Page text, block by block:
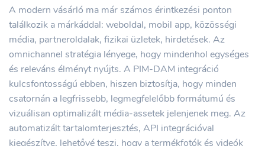
A modern vásárló ma már számos érintkezési ponton
találkozik a márkáddal: weboldal, mobil app, közösségi
média, partneroldalak, fizikai üzletek, hirdetések. Az
omnichannel stratégia lényege, hogy mindenhol egységes
és releváns élményt nyújts. A PIM-DAM integráció
kulcsfontosságú ebben, hiszen biztosítja, hogy minden
csatornán a legfrissebb, legmegfelelőbb formátumú és
vizuálisan optimalizált média-assetek jelenjenek meg. Az
automatizált tartalomterjesztés, API integrációval
kiegészítve, lehetővé teszi, hogy a termékfotók és videók